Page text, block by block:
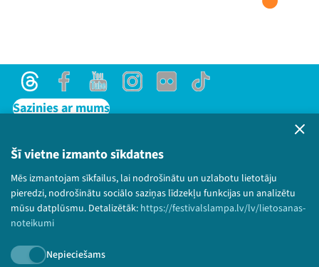
Šī vietne izmanto sīkdatnes
Mēs izmantojam sīkfailus, lai nodrošinātu un uzlabotu lietotāju
pieredzi, nodrošinātu sociālo saziņas līdzekļu funkcijas un analizētu
mūsu datplūsmu. Detalizētāk: https://festivalslampa.lv/lv/lietosanas-
noteikumi
Nepieciešams
ThreadsFacebookYoutubeInstagram
Flick TikTok
Sazinies ar mums
Lietošanas noteikumi un sīkdatņu politika
Bērnu aizsardzības politika
© 2026 Sarunu festivāls LAMPA Visas tiesības
paturētas.